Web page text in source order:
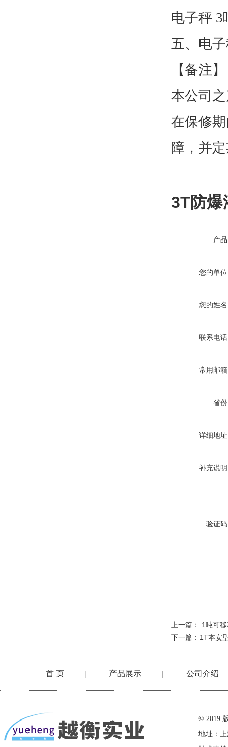
电子秤
五、电
【备注
本公司
在保修
障，并
3T防爆
产
您的单
您的姓
联系电
常用邮
省
详细地
补充说
验证
上一篇： 1吨可
下一篇： 1T本安
首 页 | 产品展示 | 公司介绍
© 2019
地址：